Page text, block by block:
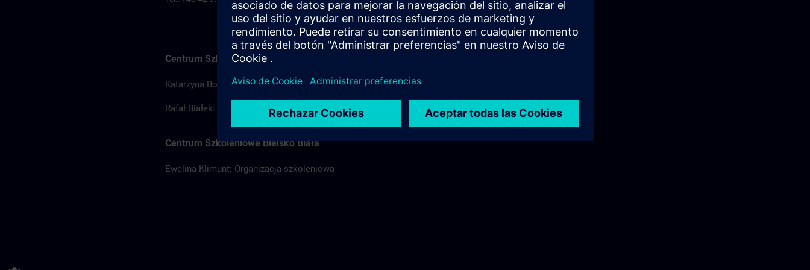
Centrum Szkoleniowe Łódź
Katarzyna Borowska: Organizacja szkoleniowa
Rafał Białek: Koordynator szkoleń
Centrum Szkoleniowe Bielsko Biała
Ewelina Klimunt: Organizacja szkoleniowa